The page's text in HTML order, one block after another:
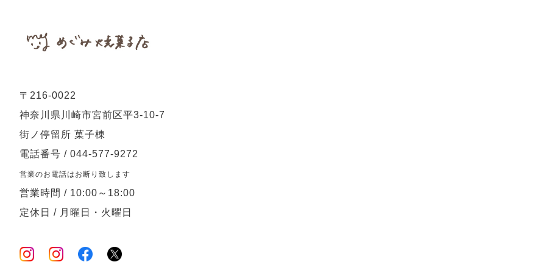
〒216-0022
神奈川県川崎市宮前区平3-10-7
街ノ停留所 菓子棟
電話番号 / 044-577-9272
営業のお電話はお断り致します
営業時間 / 10:00～18:00
定休日 / 月曜日・火曜日